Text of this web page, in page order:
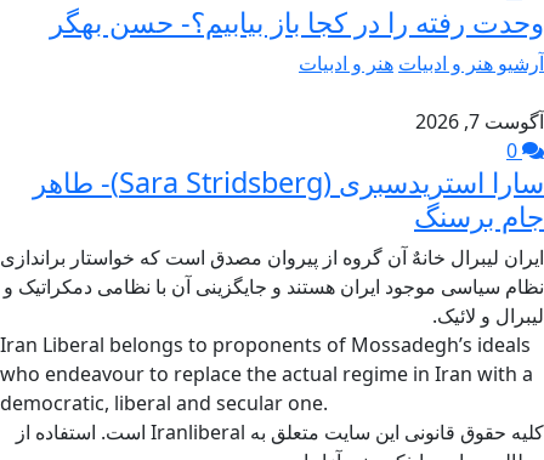
وحدت رفته را در کجا باز بیابیم؟- حسن بهگر
آرشیو هنر و ادبیات هنر و ادبیات
آگوست 7, 2026
سارا استریدسبری (Sara Stridsberg)- طاهر
جام برسنگ
ایران لیبرال خانهٌ آن گروه از پیروان مصدق است که خواستار براندازی
نظام سیاسی موجود ایران هستند و جایگزینی آن با نظامی دمکراتیک و
لیبرال و لائیک.
Iran Liberal belongs to proponents of Mossadegh’s ideals
who endeavour to replace the actual regime in Iran with a
democratic, liberal and secular one.
کلیه حقوق قانونی این سایت متعلق به Iranliberal است. استفاده از